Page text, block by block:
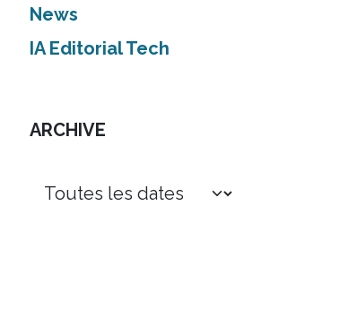
News
IA Editorial Tech
ARCHIVE